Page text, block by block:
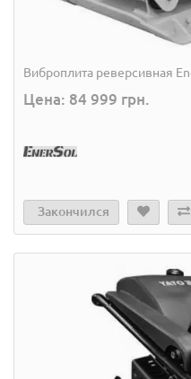
Виброплита реверсивная
Цена: 84 999 грн.
Закончился